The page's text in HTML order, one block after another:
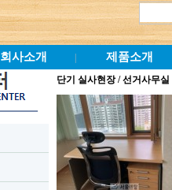
회사소개 제품소개
단기 실사현장 / 선거사무실